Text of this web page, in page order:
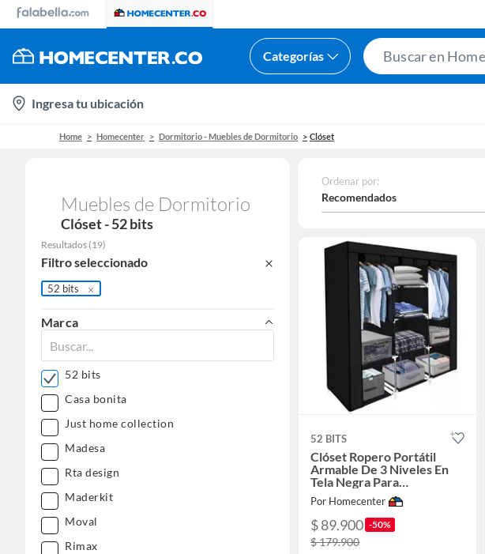
Categorías
location-
icon
Ingresa tu ubicación
Home Homecenter Dormitorio - Muebles de Dormitorio Clóset
Muebles de Dormitorio
Clóset - 52 bits
Resultados (19)
Filtro seleccionado
52 bits
Marca
52 bits
Casa bonita
Just home collection
Madesa
Rta design
Maderkit
Moval
Rimax
Ordenar por:
Recomendados
52 BITS
Clóset Ropero Portátil
Armable De 3 Niveles En
Tela Negra Para
Organización Práctica
Por Homecenter
$ 89.900 -50%
$ 179.900